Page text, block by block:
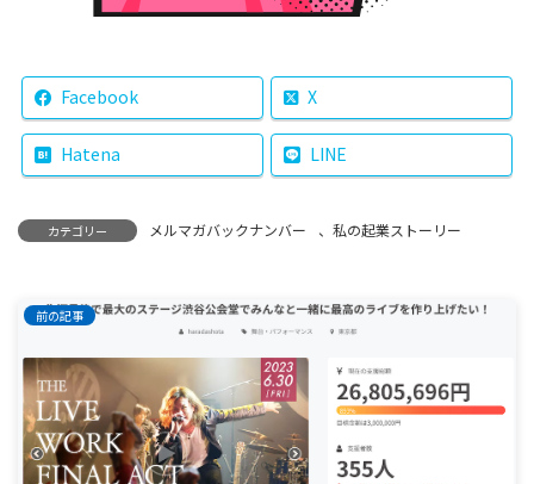
Facebook X
Hatena LINE
カテゴリー メルマガバックナンバー 、 私の起業ストーリー
前の記事